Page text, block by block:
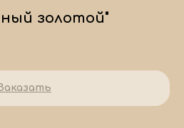
золотой"